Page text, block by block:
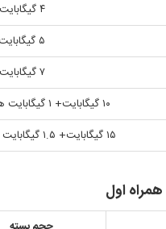
۴ گیگابایت
۵ گیگابایت
۷ گیگابایت
۱۰ گیگابایت+ ۱ گیگابایت هدیه ۶ تا ۱۲ ظهر
۱۵ گیگابایت+ ۱.۵ گیگابایت هدیه ۶ تا ۱۲ ظهر